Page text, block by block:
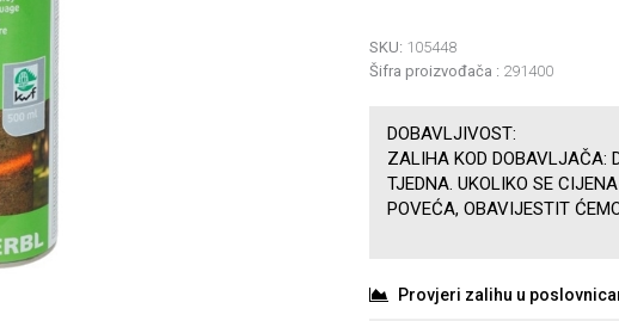
SKU: 105448
Šifra proizvođača : 291400
DOBAVLJIVOST:
ZALIHA KOD DOBAVLJAČA:
TJEDNA. UKOLIKO SE
POVEĆA, OBAVIJESTIT
Provjeri zalihu u